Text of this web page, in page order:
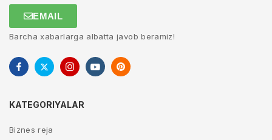
EMAIL
Barcha xabarlarga albatta javob beramiz!
KATEGORIYALAR
Biznes reja